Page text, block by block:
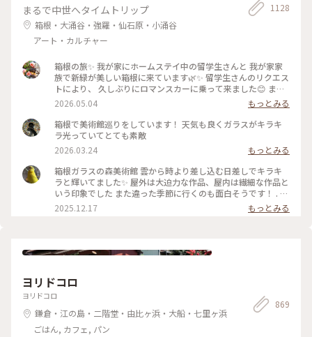
まるで中世へタイムトリップ
箱根・大涌谷・強羅・仙石原・小涌谷
アート・カルチャー
1128
箱根の旅✨ 我が家にホームステイ中の留学生さんと 我が家家
族で新緑が美しい箱根に来ています🌿✨ 留学生さんのリクエス
トにより、 久しぶりにロマンスカーに乗って来ました😊 まず
は、箱根ガラスの森美術館へ°˖✧ 1番感動したのが、庭園でひ
ときわ輝いていた 「クリスタル・ガラスの藤の花」💙💜🤍 藤
の花は春から初夏にかけて 箱根の山間に美しく咲くそうで、
またイタリア•フィレンツェにも 名所があるそうです✨ その藤
の花をクリスタル・ガラスで表現... 爽やかな初夏の風と木漏れ
日に輝く様子は 夢のように美しかったです𖧷 ⁺. 【展示期間】
2026年3月14日から6月25日まで。 #箱根ガラスの森美術館 #
箱根 #ちいさな列車旅 #クリスタル・ガラスの藤の花 #藤の花
#藤 #久しぶりにロマンスカー
2026.05.04
もっとみる
箱根で美術館巡りをしています！ 天気も良くガラスがキラキ
ラ光っていてとても素敵
2026.03.24
もっとみる
箱根ガラスの森美術館 雲から時より差し込む日差しでキラキ
ラと輝いてました✨ 屋外は大迫力な作品、屋内は繊細な作品と
いう印象でした また違った季節に行くのも面白そうです！ . #
2025.12.17 もっとみる
ヨリドコロ
ヨリドコロ
鎌倉・江の島・二階堂・由比ヶ浜・大船・七里ヶ浜
ごはん, カフェ, パン
869